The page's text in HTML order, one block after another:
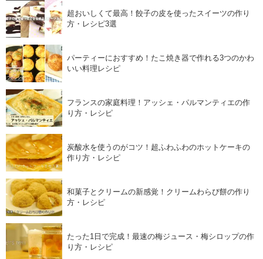
超おいしくて最高！餃子の皮を使ったスイーツの作り
方・レシピ3選
パーティーにおすすめ！たこ焼き器で作れる3つのかわ
いい料理レシピ
フランスの家庭料理！アッシェ・パルマンティエの作
り方・レシピ
炭酸水を使うのがコツ！超ふわふわのホットケーキの
作り方・レシピ
和菓子とクリームの新感覚！クリームわらび餅の作り
方・レシピ
たった1日で完成！最速の梅ジュース・梅シロップの作
り方・レシピ